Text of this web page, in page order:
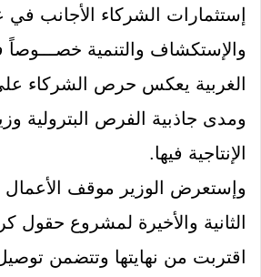
إستثمارات الشركاء الأجانب في
والإستكشاف والتنمية
الغربية يعكس حرص الشركاء
ومدى جاذبية الفرص البترولية
الإنتاجية فيها.
وإستعرض الوزير موقف الأعمال
الثانية والأخيرة لمشروع حقول
اقتربت من نهايتها وتتضمن